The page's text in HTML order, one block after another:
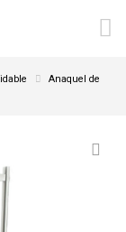
Anaquel de